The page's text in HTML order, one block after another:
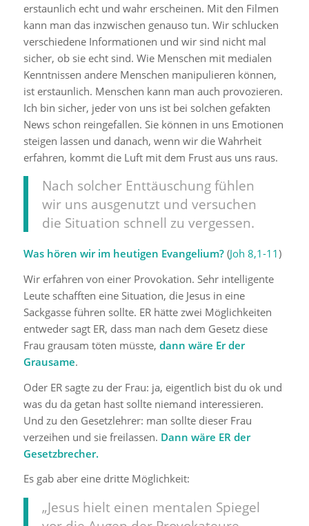
erstaunlich echt und wahr erscheinen. Mit den Filmen
kann man das inzwischen genauso tun. Wir schlucken
verschiedene Informationen und wir sind nicht mal
sicher, ob sie echt sind. Wie Menschen mit medialen
Kenntnissen andere Menschen manipulieren können,
ist erstaunlich. Menschen kann man auch provozieren.
Ich bin sicher, jeder von uns ist bei solchen gefakten
News schon reingefallen. Sie können in uns Emotionen
steigen lassen und danach, wenn wir die Wahrheit
erfahren, kommt die Luft mit dem Frust aus uns raus.
Nach solcher Enttäuschung fühlen
wir uns ausgenutzt und versuchen
die Situation schnell zu vergessen.
Was hören wir im heutigen Evangelium?(Joh 8,1-11)
Wir erfahren von einer Provokation. Sehr intelligente
Leute schafften eine Situation, die Jesus in eine
Sackgasse führen sollte. ER hätte zwei Möglichkeiten
entweder sagt ER, dass man nach dem Gesetz diese
Frau grausam töten müsste, dann wäre Er der
Grausame.
Oder ER sagte zu der Frau: ja, eigentlich bist du ok und
was du da getan hast sollte niemand interessieren.
Und zu den Gesetzlehrer: man sollte dieser Frau
verzeihen und sie freilassen. Dann wäre ER der
Gesetzbrecher.
Es gab aber eine dritte Möglichkeit:
„Jesus hielt einen mentalen Spiegel